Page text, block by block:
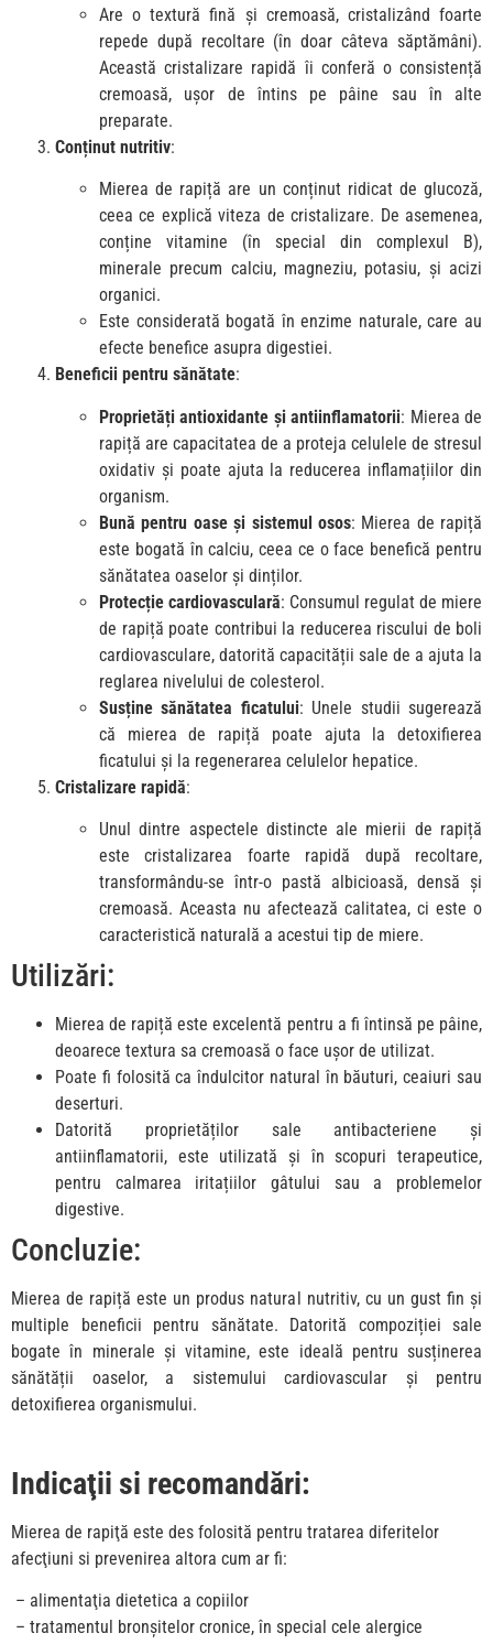
Are o textură fină și cremoasă, cristalizând foarte
repede după recoltare (în doar câteva săptămâni).
Această cristalizare rapidă îi conferă o consistență
cremoasă, ușor de întins pe pâine sau în alte
preparate.
Conținut nutritiv:
Mierea de rapiță are un conținut ridicat de glucoză,
ceea ce explică viteza de cristalizare. De asemenea,
conține vitamine (în special din complexul B),
minerale precum calciu, magneziu, potasiu, și acizi
organici.
Este considerată bogată în enzime naturale, care au
efecte benefice asupra digestiei.
Beneficii pentru sănătate:
Proprietăți antioxidante și antiinflamatorii: Mierea de
rapiță are capacitatea de a proteja celulele de stresul
oxidativ și poate ajuta la reducerea inflamațiilor din
organism.
Bună pentru oase și sistemul osos: Mierea de rapiță
este bogată în calciu, ceea ce o face benefică pentru
sănătatea oaselor și dinților.
Protecție cardiovasculară: Consumul regulat de miere
de rapiță poate contribui la reducerea riscului de boli
cardiovasculare, datorită capacității sale de a ajuta la
reglarea nivelului de colesterol.
Susține sănătatea ficatului: Unele studii sugerează
că mierea de rapiță poate ajuta la detoxifierea
ficatului și la regenerarea celulelor hepatice.
Cristalizare rapidă:
Unul dintre aspectele distincte ale mierii de rapiță
este cristalizarea foarte rapidă după recoltare,
transformându-se într-o pastă albicioasă, densă și
cremoasă. Aceasta nu afectează calitatea, ci este o
caracteristică naturală a acestui tip de miere.
Utilizări:
Mierea de rapiță este excelentă pentru a fi întinsă pe pâine,
deoarece textura sa cremoasă o face ușor de utilizat.
Poate fi folosită ca îndulcitor natural în băuturi, ceaiuri sau
deserturi.
Datorită proprietăților sale antibacteriene și
antiinflamatorii, este utilizată și în scopuri terapeutice,
pentru calmarea iritațiilor gâtului sau a problemelor
digestive.
Concluzie:
Mierea de rapiță este un produs natural nutritiv, cu un gust fin și
multiple beneficii pentru sănătate. Datorită compoziției sale
bogate în minerale și vitamine, este ideală pentru susținerea
sănătății oaselor, a sistemului cardiovascular și pentru
detoxifierea organismului.
Indicaţii si recomandări:
Mierea de rapiţă este des folosită pentru tratarea diferitelor
afecţiuni si prevenirea altora cum ar fi:
– alimentaţia dietetica a copiilor
– tratamentul bronşitelor cronice, în special cele alergice